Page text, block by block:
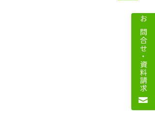
お問合せ・資料請求